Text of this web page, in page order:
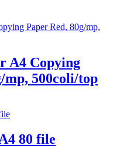
A4 Copying
mp, 500coli/top
80 file